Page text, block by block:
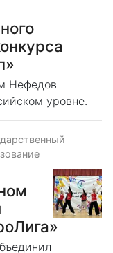
Нефедов
уровне.